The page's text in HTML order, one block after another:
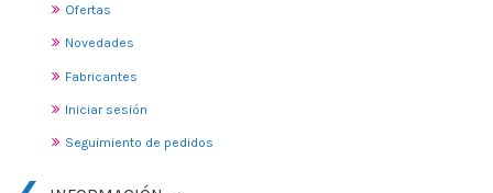
Ofertas
Novedades
Fabricantes
Iniciar sesión
Seguimiento de pedidos